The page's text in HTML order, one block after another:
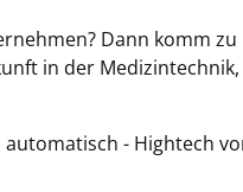
Dann komm
in der
- Hightech